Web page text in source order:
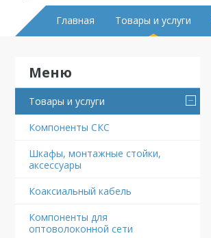
Главная Товары и услуги
Товары и услуги
Компоненты СКС
Шкафы, монтажные стойки,
аксессуары
Коаксиальный кабель
Компоненты для
оптоволоконной сети